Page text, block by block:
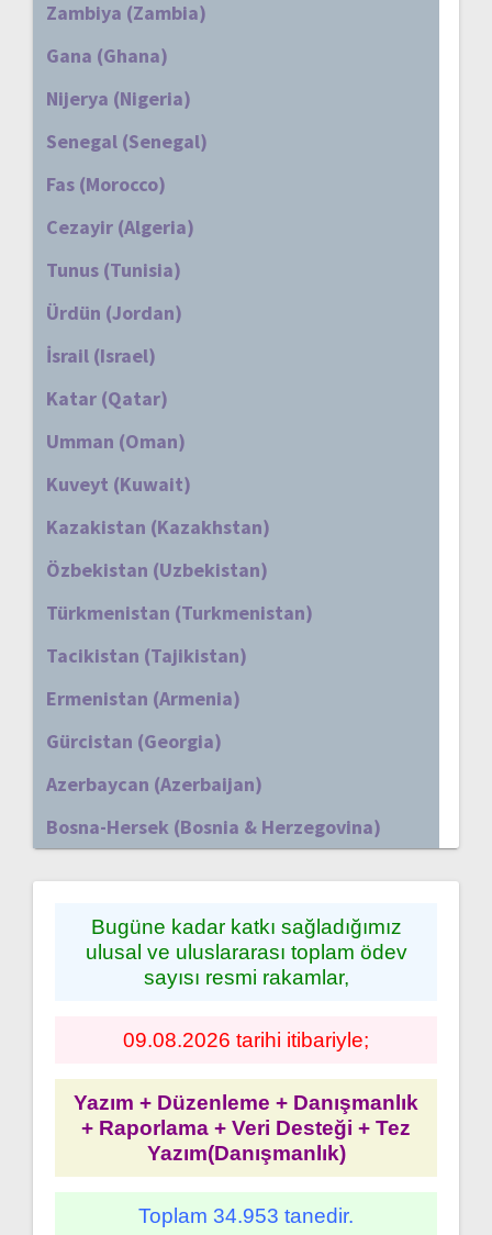
Zambiya (Zambia)
Gana (Ghana)
Nijerya (Nigeria)
Senegal (Senegal)
Fas (Morocco)
Cezayir (Algeria)
Tunus (Tunisia)
Ürdün (Jordan)
İsrail (Israel)
Katar (Qatar)
Umman (Oman)
Kuveyt (Kuwait)
Kazakistan (Kazakhstan)
Özbekistan (Uzbekistan)
Türkmenistan (Turkmenistan)
Tacikistan (Tajikistan)
Ermenistan (Armenia)
Gürcistan (Georgia)
Azerbaycan (Azerbaijan)
Bosna-Hersek (Bosnia & Herzegovina)
Bugüne kadar katkı sağladığımız
ulusal ve uluslararası toplam ödev
sayısı resmi rakamlar,
09.08.2026 tarihi itibariyle;
Yazım + Düzenleme + Danışmanlık
+ Raporlama + Veri Desteği + Tez
Yazım(Danışmanlık)
Toplam 34.953 tanedir.